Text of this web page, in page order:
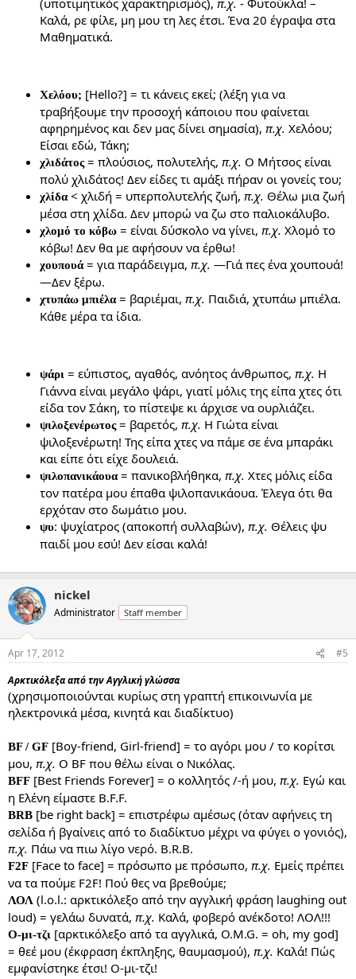
Καλά, ρε φίλε, μη μου τη λες έτσι. Ένα 20 έγραψα στα
Μαθηματικά.
Χελόου; [Hello?] = τι κάνεις εκεί; (λέξη για να
τραβήξουμε την προσοχή κάποιου που φαίνεται
αφηρημένος και δεν μας δίνει σημασία), π.χ. Χελόου;
Είσαι εδώ, Τάκη;
χλιδάτος= πλούσιος, πολυτελής, π.χ. Ο Μήτσος είναι
πολύ χλιδάτος! Δεν είδες τι αμάξι πήραν οι γονείς του;
χλίδα< χλιδή = υπερπολυτελής ζωή, π.χ. Θέλω μια ζωή
μέσα στη χλίδα. Δεν μπορώ να ζω στο παλιοκάλυβο.
χλομό το κόβω = είναι δύσκολο να γίνει, π.χ. Χλομό το
κόβω! Δεν θα με αφήσουν να έρθω!
χουπουά= για παράδειγμα, π.χ. —Γιά πες ένα χουπουά!
—Δεν ξέρω.
χτυπάω μπιέλα= βαριέμαι, π.χ. Παιδιά, χτυπάω μπιέλα.
Κάθε μέρα τα ίδια.
ψάρι = εύπιστος, αγαθός, ανόητος άνθρωπος, π.χ. Η
Γιάννα είναι μεγάλο ψάρι, γιατί μόλις της είπα χτες ότι
είδα τον Σάκη, το πίστεψε κι άρχισε να ουρλιάζει.
ψιλοξενέρωτος= βαρετός, π.χ. Η Γιώτα είναι
ψιλοξενέρωτη! Της είπα χτες να πάμε σε ένα μπαράκι
και είπε ότι είχε δουλειά.
ψιλοπανικάουα= πανικοβλήθηκα, π.χ. Χτες μόλις είδα
τον πατέρα μου έπαθα ψιλοπανικάουα. Έλεγα ότι θα
ερχόταν στο δωμάτιο μου.
ψυ: ψυχίατρος (αποκοπή συλλαβών), π.χ. Θέλεις ψυ
παιδί μου εσύ! Δεν είσαι καλά!
nickel
Administrator Staff member
Apr 17, 2012
#5
Αρκτικόλεξα από την Αγγλική γλώσσα
(χρησιμοποιούνται κυρίως στη γραπτή επικοινωνία με
ηλεκτρονικά μέσα, κινητά και διαδίκτυο)
BF / GF [Boy-friend, Girl-friend] = το αγόρι μου / το κορίτσι
μου, π.χ. Ο BF που θέλω είναι ο Νικόλας.
BFF [Best Friends Forever] = ο κολλητός /-ή μου, π.χ. Εγώ και
η Ελένη είμαστε B.F.F.
BRB [be right back] = επιστρέφω αμέσως (όταν αφήνεις τη
σελίδα ή βγαίνεις από το διαδίκτυο μέχρι να φύγει ο γονιός),
π.χ. Πάω να πιω λίγο νερό. B.R.B.
F2F [Face to face] = πρόσωπο με πρόσωπο, π.χ. Εμείς πρέπει
να τα πούμε F2F! Πού θες να βρεθούμε;
ΛΟΛ (l.o.l.: αρκτικόλεξο από την αγγλική φράση laughing out
loud) = γελάω δυνατά, π.χ. Καλά, φοβερό ανέκδοτο! ΛΟΛ!!!
Ο-μι-τζι [αρκτικόλεξο από τα αγγλικά, O.M.G. = oh, my god]
= θεέ μου (έκφραση έκπληξης, θαυμασμού), π.χ. Καλά! Πώς
εμφανίστηκε έτσι! Ο-μι-τζι!